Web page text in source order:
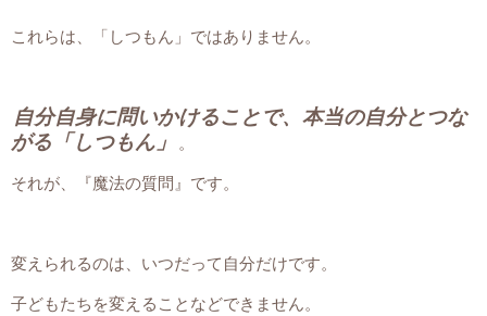
これらは、「しつもん」ではありません。
自分自身に問いかけることで、本当の自分とつな
がる「しつもん」
。
それが、『魔法の質問』です。
変えられるのは、いつだって自分だけです。
子どもたちを変えることなどできません。